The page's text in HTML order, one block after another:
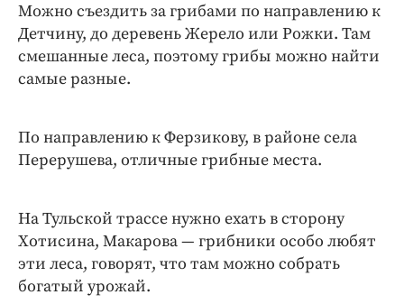
Можно съездить за грибами по направлению к
Детчину, до деревень Жерело или Рожки. Там
смешанные леса, поэтому грибы можно найти
самые разные.
По направлению к Ферзикову, в районе села
Перерушева, отличные грибные места.
На Тульской трассе нужно ехать в сторону
Хотисина, Макарова — грибники особо любят
эти леса, говорят, что там можно собрать
богатый урожай.